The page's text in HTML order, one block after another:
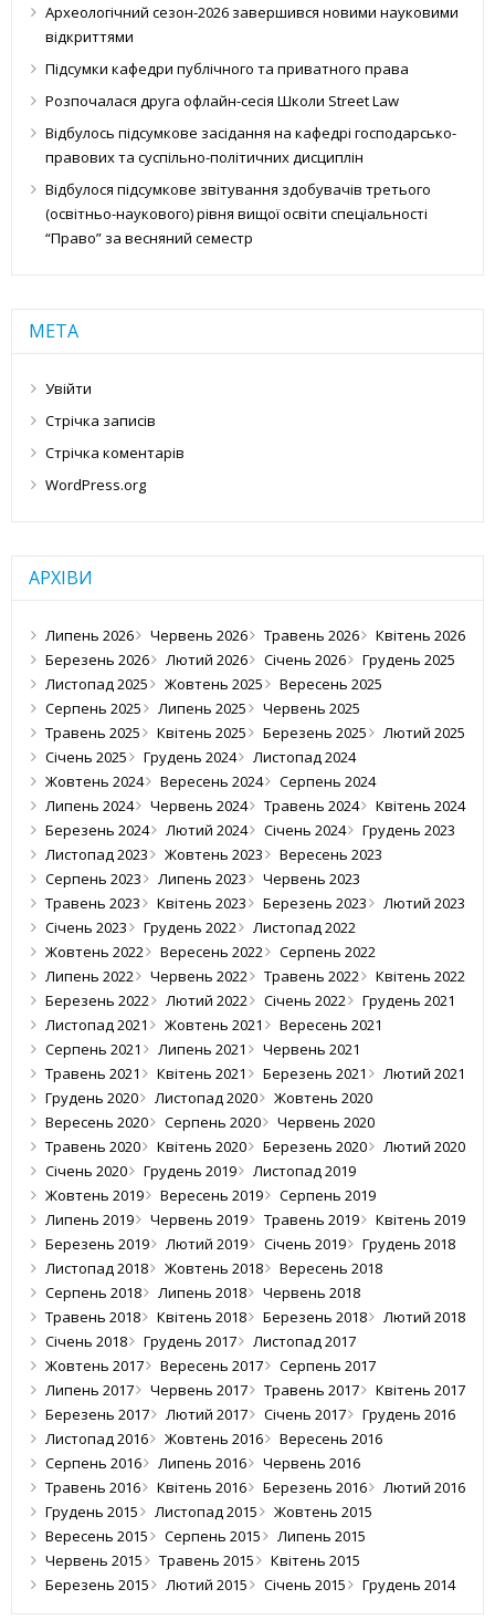
Археологічний сезон-2026 завершився новими науковими
відкриттями
Підсумки кафедри публічного та приватного права
Розпочалася друга офлайн-сесія Школи Street Law
Відбулось підсумкове засідання на кафедрі господарсько-
правових та суспільно-політичних дисциплін
Відбулося підсумкове звітування здобувачів третього
(освітньо-наукового) рівня вищої освіти спеціальності
“Право” за весняний семестр
МЕТА
Увійти
Стрічка записів
Стрічка коментарів
WordPress.org
АРХІВИ
Липень 2026 Червень 2026 Травень 2026
Квітень 2026
Березень 2026
Лютий 2026 Січень 2026
Грудень 2025
Листопад 2025
Жовтень 2025
Вересень 2025
Серпень 2025
Липень 2025
Червень 2025
Травень 2025
Квітень 2025 Березень 2025
Лютий 2025
Січень 2025
Грудень 2024
Листопад 2024
Жовтень 2024
Вересень 2024
Серпень 2024
Липень 2024
Червень 2024 Травень 2024
Квітень 2024
Березень 2024
Лютий 2024 Січень 2024
Грудень 2023
Листопад 2023
Жовтень 2023
Вересень 2023
Серпень 2023
Липень 2023
Червень 2023
Травень 2023
Квітень 2023 Березень 2023
Лютий 2023
Січень 2023
Грудень 2022
Листопад 2022
Жовтень 2022
Вересень 2022
Серпень 2022
Липень 2022
Червень 2022 Травень 2022
Квітень 2022
Березень 2022
Лютий 2022 Січень 2022
Грудень 2021
Листопад 2021
Жовтень 2021
Вересень 2021
Серпень 2021
Липень 2021
Червень 2021
Травень 2021
Квітень 2021 Березень 2021
Лютий 2021
Грудень 2020
Листопад 2020
Жовтень 2020
Вересень 2020
Серпень 2020
Червень 2020
Травень 2020
Квітень 2020 Березень 2020
Лютий 2020
Січень 2020
Грудень 2019
Листопад 2019
Жовтень 2019
Вересень 2019
Серпень 2019
Липень 2019
Червень 2019 Травень 2019
Квітень 2019
Березень 2019
Лютий 2019 Січень 2019
Грудень 2018
Листопад 2018
Жовтень 2018
Вересень 2018
Серпень 2018
Липень 2018
Червень 2018
Травень 2018
Квітень 2018 Березень 2018
Лютий 2018
Січень 2018
Грудень 2017
Листопад 2017
Жовтень 2017
Вересень 2017
Серпень 2017
Липень 2017
Червень 2017 Травень 2017
Квітень 2017
Березень 2017
Лютий 2017 Січень 2017
Грудень 2016
Листопад 2016
Жовтень 2016
Вересень 2016
Серпень 2016
Липень 2016
Червень 2016
Травень 2016
Квітень 2016 Березень 2016
Лютий 2016
Грудень 2015
Листопад 2015
Жовтень 2015
Вересень 2015
Серпень 2015
Липень 2015
Червень 2015
Травень 2015
Квітень 2015
Березень 2015
Лютий 2015 Січень 2015 Грудень 2014